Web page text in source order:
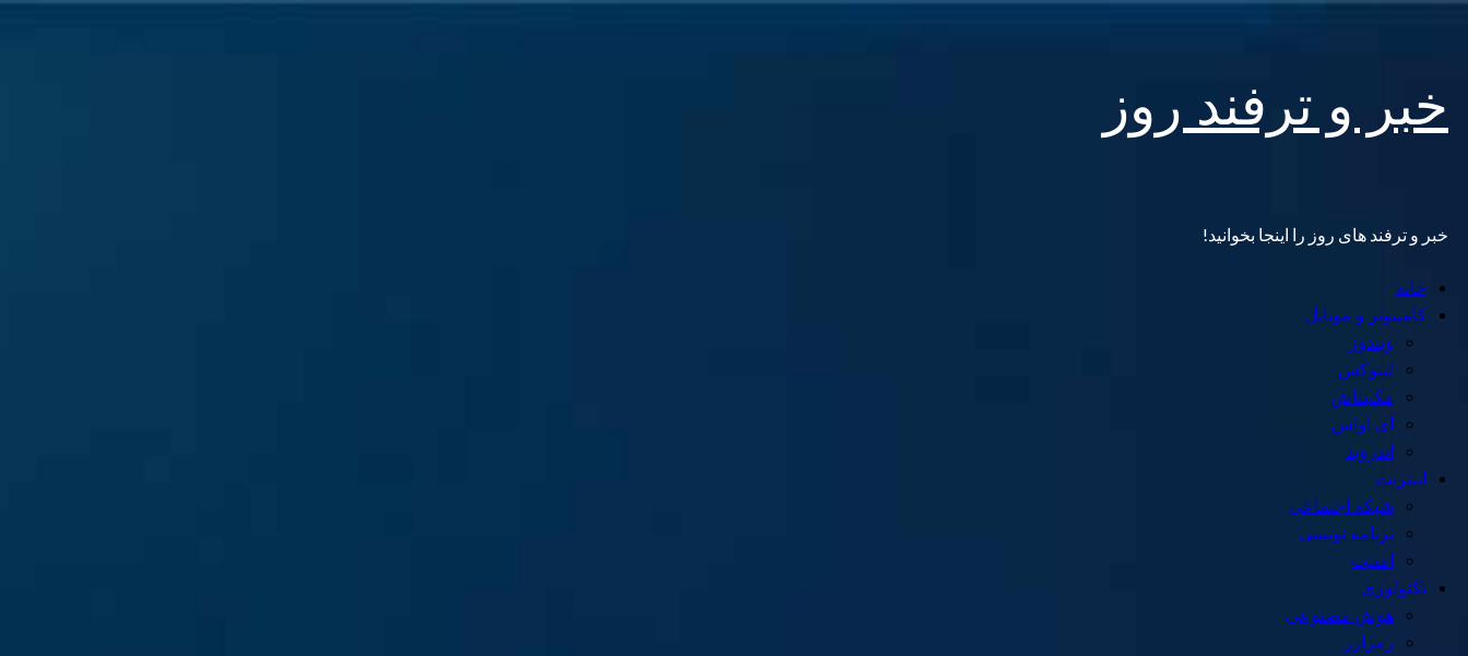
content
خبر و ترفند روز
خبر و ترفند های روز را اینجا بخوانید!
Primary
Menu
خانه
کامپیوتر و موبایل
ویندوز
لینوکس
مکینتاش
آی اواس
اندروید
اینترنت
شبکه اجتماعی
برنامه نویسی
امنیت
تکنولوژی
هوش مصنوعی
رمزارز